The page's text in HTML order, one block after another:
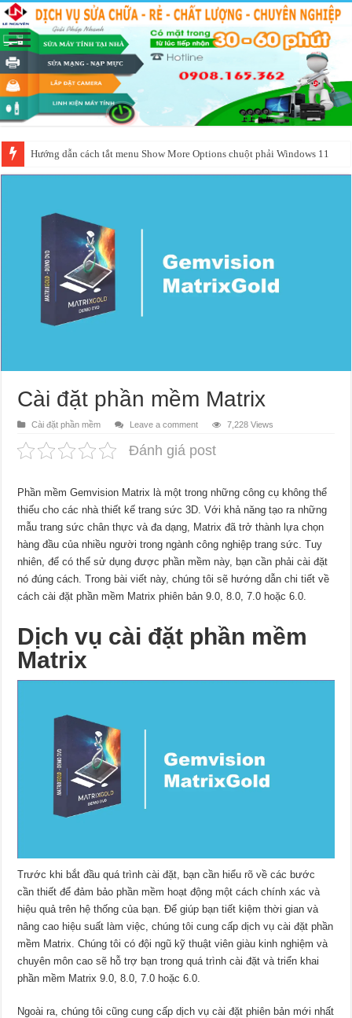
Dịch vụ cài đặt phần mềm Corel bị lỗi bản quyền
Cài đặt phần mềm Matrix
Cài đặt phần mềm Leave a comment 7,228 Views
Đánh giá post
Phần mềm Gemvision Matrix là một trong những công cụ không thể
thiếu cho các nhà thiết kế trang sức 3D. Với khả năng tạo ra những
mẫu trang sức chân thực và đa dạng, Matrix đã trở thành lựa chọn
hàng đầu của nhiều người trong ngành công nghiệp trang sức. Tuy
nhiên, để có thể sử dụng được phần mềm này, bạn cần phải cài đặt
nó đúng cách. Trong bài viết này, chúng tôi sẽ hướng dẫn chi tiết về
cách cài đặt phần mềm Matrix phiên bản 9.0, 8.0, 7.0 hoặc 6.0.
Dịch vụ cài đặt phần mềm
Matrix
Trước khi bắt đầu quá trình cài đặt, bạn cần hiểu rõ về các bước
cần thiết để đảm bảo phần mềm hoạt động một cách chính xác và
hiệu quả trên hệ thống của bạn. Để giúp bạn tiết kiệm thời gian và
nâng cao hiệu suất làm việc, chúng tôi cung cấp dịch vụ cài đặt phần
mềm Matrix. Chúng tôi có đội ngũ kỹ thuật viên giàu kinh nghiệm và
chuyên môn cao sẽ hỗ trợ bạn trong quá trình cài đặt và triển khai
phần mềm Matrix 9.0, 8.0, 7.0 hoặc 6.0.
Ngoài ra, chúng tôi cũng cung cấp dịch vụ cài đặt phiên bản mới nhất